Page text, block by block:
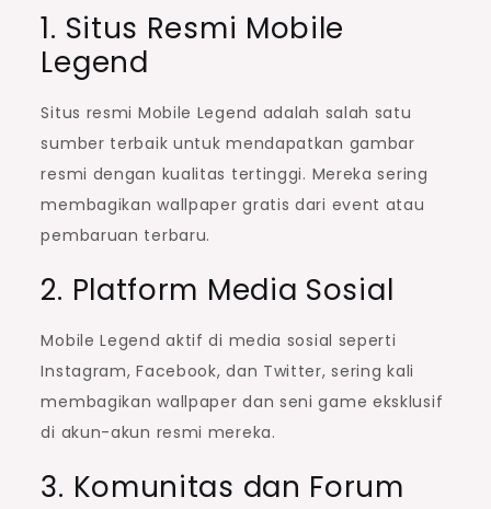
1. Situs Resmi Mobile
Legend
Situs resmi Mobile Legend adalah salah satu
sumber terbaik untuk mendapatkan gambar
resmi dengan kualitas tertinggi. Mereka sering
membagikan wallpaper gratis dari event atau
pembaruan terbaru.
2. Platform Media Sosial
Mobile Legend aktif di media sosial seperti
Instagram, Facebook, dan Twitter, sering kali
membagikan wallpaper dan seni game eksklusif
di akun-akun resmi mereka.
3. Komunitas dan Forum